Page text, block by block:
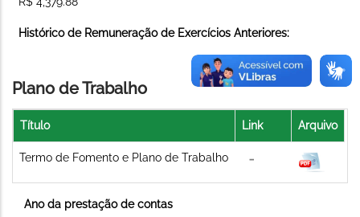
Histórico de Remuneração de Exercícios Anteriores:
Plano de Trabalho
Título Link Arquivo
Termo de Fomento e Plano de Trabalho
Ano da prestação de contas